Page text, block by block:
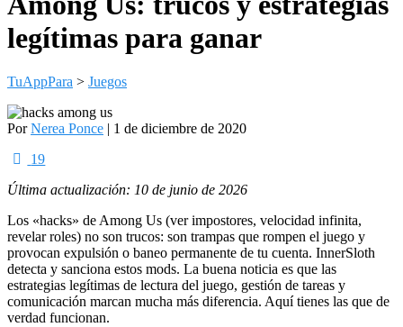
legítimas para ganar
TuAppPara > Juegos
PorNerea Ponce | 1 de diciembre de 2020
19
Última actualización: 10 de junio de 2026
Los «hacks» de Among Us (ver impostores, velocidad infinita,
revelar roles) no son trucos: son trampas que rompen el juego y
provocan expulsión o baneo permanente de tu cuenta. InnerSloth
detecta y sanciona estos mods. La buena noticia es que las
estrategias legítimas de lectura del juego, gestión de tareas y
comunicación marcan mucha más diferencia. Aquí tienes las que de
verdad funcionan.